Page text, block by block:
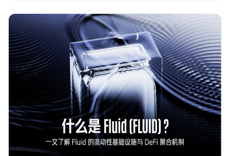
再质押协议的采用，用户可以进一步质押LST连接LRT，再次
增强他们的投资能力和资产流动性。